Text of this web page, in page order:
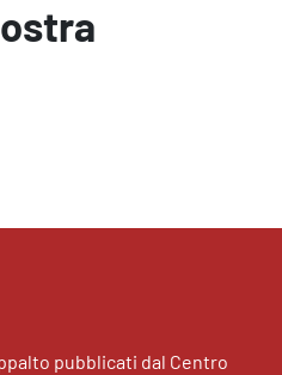
pubblicati dal Centro